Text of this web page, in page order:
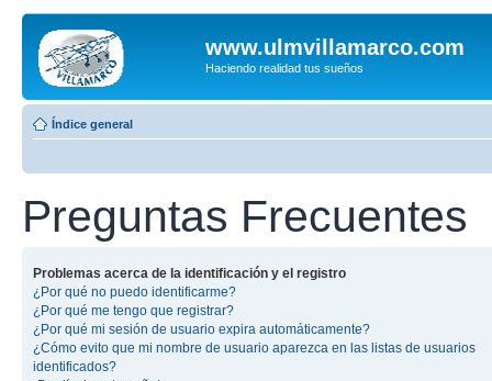
www.ulmvillamarco.com
Haciendo realidad tus sueños
Índice general
Preguntas Frecuentes
Problemas acerca de la identificación y el registro
¿Por qué no puedo identificarme?
¿Por qué me tengo que registrar?
¿Por qué mi sesión de usuario expira automáticamente?
¿Cómo evito que mi nombre de usuario aparezca en las listas de usuarios
identificados?